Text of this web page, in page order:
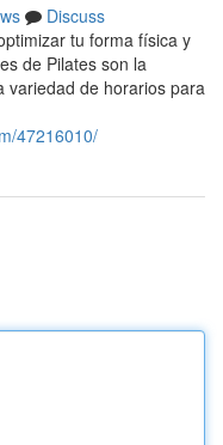
Discuss
tu forma física y
de Pilates son la
variedad de horarios para
47216010/